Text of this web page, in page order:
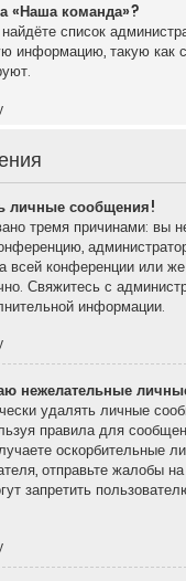
«Наша команда»?
список
информацию, такую как
личные сообщения!
тремя причинами: вы
всей конференции или
Свяжитесь с
информации.
нежелательные
удалять личные
правила для
оскорбительные
отправьте жалобы
запретить